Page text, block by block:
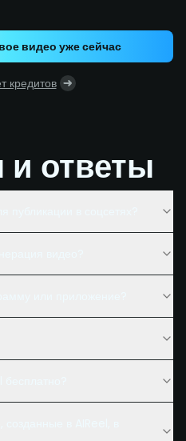
видео уже сейчас
кредитов
ответы